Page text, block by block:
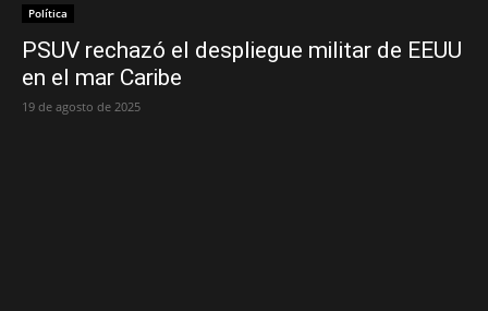
Política
PSUV rechazó el despliegue militar de EEUU
en el mar Caribe
19 de agosto de 2025